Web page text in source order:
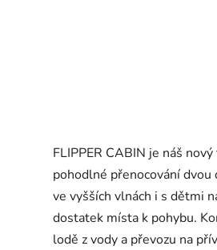
FLIPPER CABIN je náš
pohodlné přenocování
ve vyšších vlnách i s dětmi
dostatek místa k pohybu.
lodě z vody a převozu na